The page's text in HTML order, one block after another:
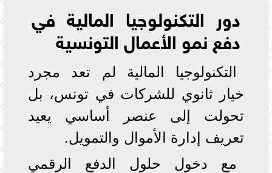
دور التكنولوجيا المالية في
دفع نمو الأعمال التونسية
التكنولوجيا المالية لم تعد مجرد
خيار ثانوي للشركات في تونس، بل
تحولت إلى عنصر أساسي يعيد
تعريف إدارة الأموال والتمويل.
مع دخول حلول الدفع الرقمي